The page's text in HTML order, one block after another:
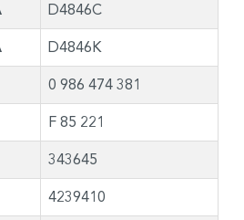
D4846C
D4846K
0 986 474 381
F 85 221
343645
4239410